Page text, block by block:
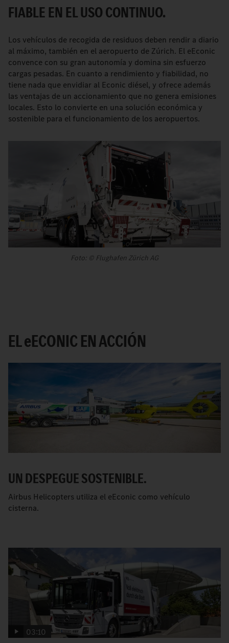
FIABLE EN EL USO CONTINUO.
Los vehículos de recogida de residuos deben rendir a diario
al máximo, también en el aeropuerto de Zúrich. El eEconic
convence con su gran autonomía y domina sin esfuerzo
cargas pesadas. En cuanto a rendimiento y fiabilidad, no
tiene nada que envidiar al Econic diésel, y ofrece además
las ventajas de un accionamiento que no genera emisiones
locales. Esto lo convierte en una solución económica y
sostenible para el funcionamiento de los aeropuertos.
Foto: © Flughafen Zürich AG
ELeECONIC EN ACCIÓN
UN DESPEGUE SOSTENIBLE.
Airbus Helicopters utiliza el eEconic como vehículo
cisterna.
03:10